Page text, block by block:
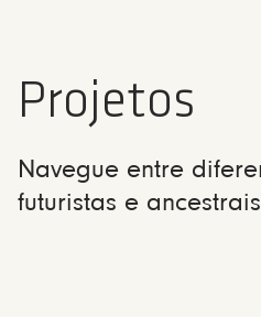
Projetos
Navegue entre
futuristas e